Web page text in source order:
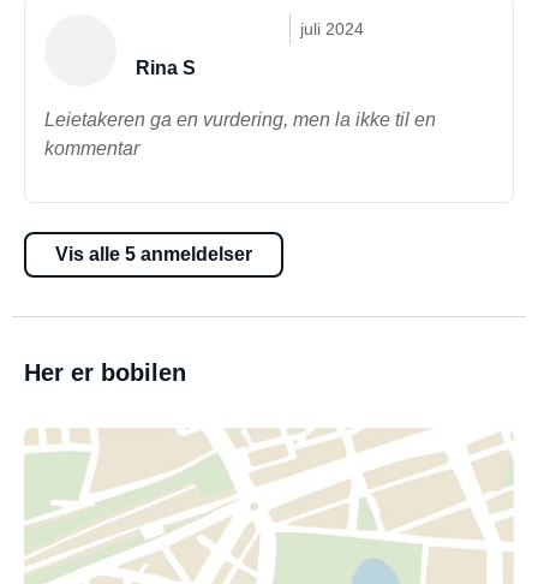
juli 2024
Rina S
Leietakeren ga en vurdering, men la ikke til en
kommentar
Vis alle 5 anmeldelser
Her er bobilen